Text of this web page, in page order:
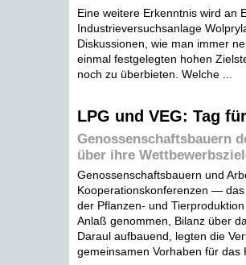
Eine weitere Erkenntnis wird an
Industrieversuchsanlage
Diskussionen, wie man immer
einmal festgelegten hohen
noch zu überbieten. Welche ...
LPG und VEG: Tag
Genossenschaftsbauern
über ihre
Genossenschaftsbauern und
Kooperationskonferenzen —
der Pflanzen- und
Anlaß genommen, Bilanz über
Daraul aufbauend, legten die
gemeinsamen Vorhaben für das